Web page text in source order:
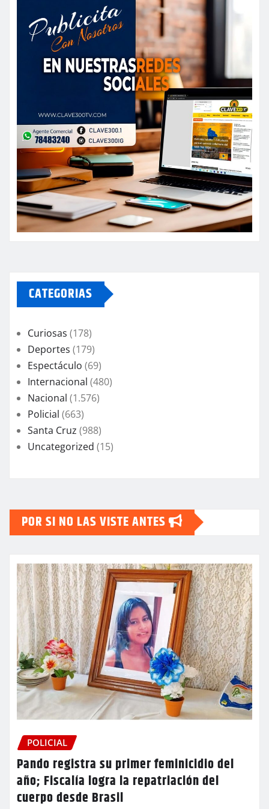
CATEGORIAS
Curiosas (178)
Deportes (179)
Espectáculo (69)
Internacional (480)
Nacional (1.576)
Policial (663)
Santa Cruz (988)
Uncategorized (15)
POR SI NO LAS VISTE ANTES
POLICIAL
Pando registra su primer feminicidio del
año; Fiscalía logra la repatriación del
cuerpo desde Brasil